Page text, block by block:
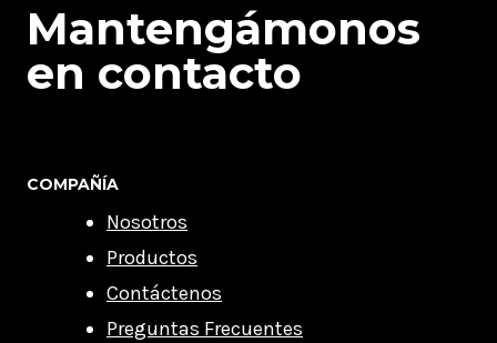
Mantengámonos
en contacto
COMPAÑÍA
Nosotros
Productos
Contáctenos
Preguntas Frecuentes